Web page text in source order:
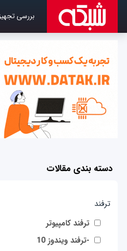
بررسی
دسته بندی مقالات
ترفند
ترفند کامپیوتر
-ترفند ویندوز 10